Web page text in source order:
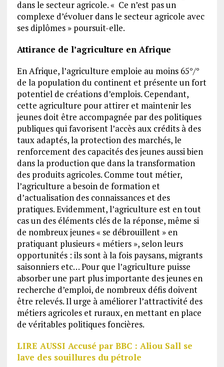
dans le secteur agricole. « Ce n’est pas un
complexe d’évoluer dans le secteur agricole avec
ses diplômes » poursuit-elle.
Attirance de l’agriculture en Afrique
En Afrique, l’agriculture emploie au moins 65°/°
de la population du continent et présente un fort
potentiel de créations d’emplois. Cependant,
cette agriculture pour attirer et maintenir les
jeunes doit être accompagnée par des politiques
publiques qui favorisent l’accès aux crédits à des
taux adaptés, la protection des marchés, le
renforcement des capacités des jeunes aussi bien
dans la production que dans la transformation
des produits agricoles. Comme tout métier,
l’agriculture a besoin de formation et
d’actualisation des connaissances et des
pratiques. Evidemment, l’agriculture est en tout
cas un des éléments clés de la réponse, même si
de nombreux jeunes « se débrouillent » en
pratiquant plusieurs « métiers », selon leurs
opportunités : ils sont à la fois paysans, migrants
saisonniers etc… Pour que l’agriculture puisse
absorber une part plus importante des jeunes en
recherche d’emploi, de nombreux défis doivent
être relevés. Il urge à améliorer l’attractivité des
métiers agricoles et ruraux, en mettant en place
de véritables politiques foncières.
LIRE AUSSI Accusé par BBC : Aliou Sall se
lave des souillures du pétrole